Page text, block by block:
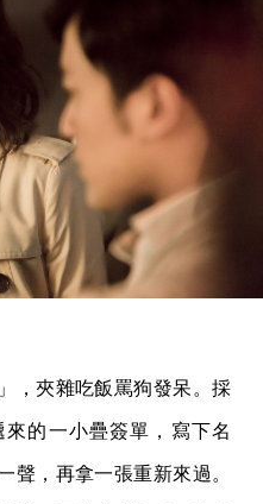
，夾雜吃飯罵狗發呆。採
的一小疊簽單，寫下名
聲，再拿一張重新來過。